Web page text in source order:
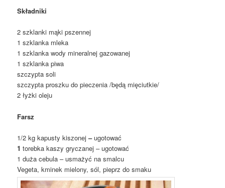
Składniki
2 szklanki mąki pszennej
1 szklanka mleka
1 szklanka wody mineralnej gazowanej
1 szklanka piwa
szczypta soli
szczypta proszku do pieczenia /będą mięciutkie/
2 łyżki oleju
Farsz
1/2 kg kapusty kiszonej–ugotować
1torebka kaszy gryczanej – ugotować
1 duża cebula – usmażyć na smalcu
Vegeta, kminek mielony, sól, pieprz do smaku